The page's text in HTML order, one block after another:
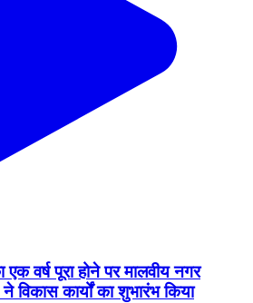
वर्ष पूरा होने पर मालवीय नगर
विकास कार्यों का शुभारंभ किया